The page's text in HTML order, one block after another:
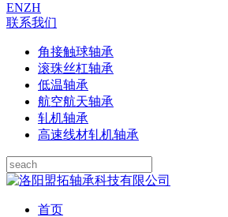
ENZH
联系我们
角接触球轴承
滚珠丝杠轴承
低温轴承
航空航天轴承
轧机轴承
高速线材轧机轴承
首页